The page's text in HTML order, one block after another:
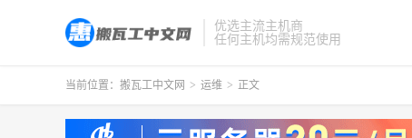
优选主流主机商
任何主机均需规范使用
当前位置： 搬瓦工中文网 > 运维 > 正文